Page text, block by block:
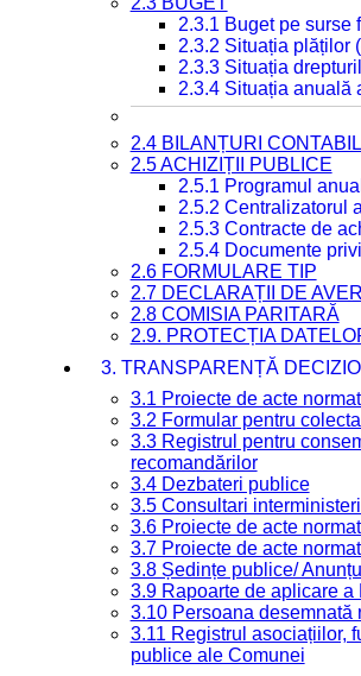
2.3.1 Buget pe surse
2.3.2 Situația plăților
2.3.3 Situația
2.3.4 Situația anuală
2.4 BILANȚURI
2.5 ACHIZIȚII PUBLICE
2.5.1 Programul
2.5.2 Centralizatorul
2.5.3 Contracte de
2.5.4 Documente
2.6 FORMULARE TIP
2.7 DECLARAȚII DE
2.8 COMISIA PARITARĂ
2.9. PROTECȚIA
3. TRANSPARENȚĂ
3.1 Proiecte de acte
3.2 Formular pentru
3.3 Registrul pentru
recomandărilor
3.4 Dezbateri publice
3.5 Consultari
3.6 Proiecte de acte
3.7 Proiecte de acte
3.8 Ședințe publice/
3.9 Rapoarte de aplicare a
3.10 Persoana
3.11 Registrul asociațiilor,
publice ale Comunei